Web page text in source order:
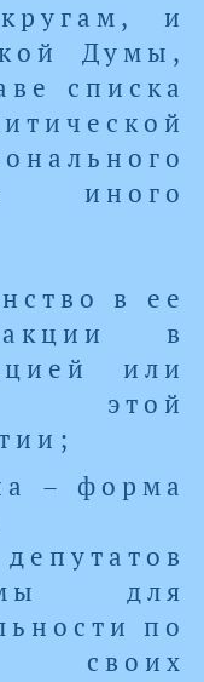
и
Думы,
списка
иного
в ее
в
или
этой
– форма
для
по
своих